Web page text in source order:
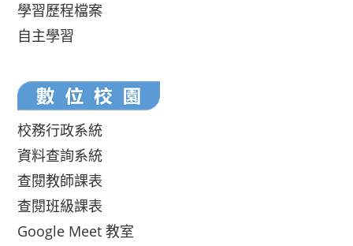
學習歷程檔案
自主學習
校務行政系統
資料查詢系統
查閱教師課表
查閱班級課表
Google Meet 教室